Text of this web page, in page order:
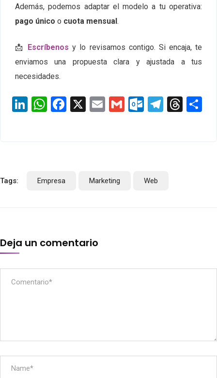
Además, podemos adaptar el modelo a tu operativa:
pago único o cuota mensual .
📩 Escríbenos y lo revisamos contigo. Si encaja, te
enviamos una propuesta clara y ajustada a tus
necesidades.
LinkedIn
WhatsApp
Facebook
X EmailGmail
Tags: Empresa Marketing Web
Deja un comentario